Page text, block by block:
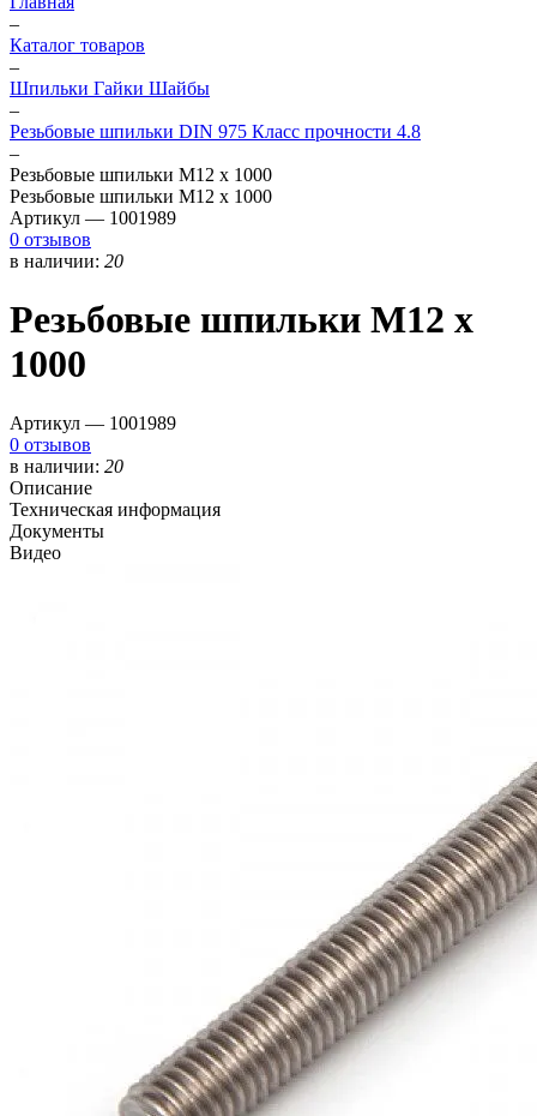
–
Каталог товаров
–
Шпильки Гайки Шайбы
–
Резьбовые шпильки DIN 975 Класс прочности 4.8
–
Резьбовые шпильки М12 х 1000
Резьбовые шпильки М12 х 1000
Артикул — 1001989
0 отзывов
в наличии: 20
Резьбовые шпильки М12 х
1000
Артикул — 1001989
0 отзывов
в наличии: 20
Описание
Техническая информация
Документы
Видео